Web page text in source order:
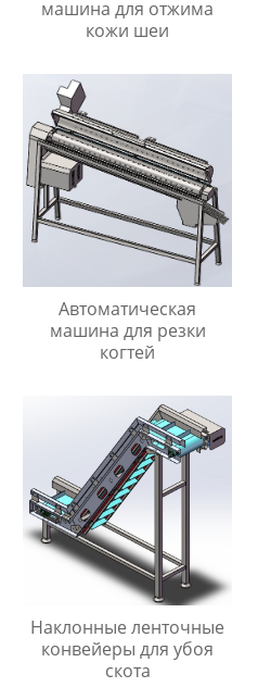
машина для отжима
кожи шеи
Автоматическая
машина для резки
когтей
Наклонные ленточные
конвейеры для убоя
скота